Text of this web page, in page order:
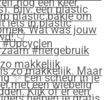
makkelijk